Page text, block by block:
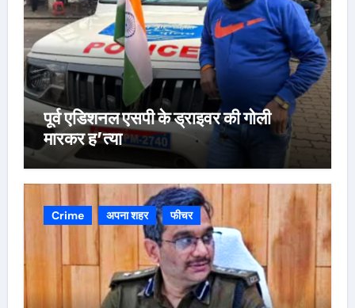
पूर्व एडिशनल एसपी के ड्राइवर की गोली
मारकर ह’त्या
Crime अपना शहर फीचर